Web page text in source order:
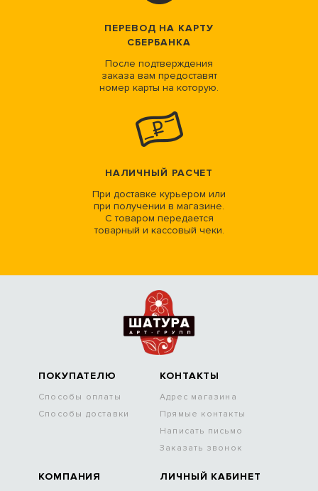
ПЕРЕВОД НА КАРТУ
СБЕРБАНКА
После подтверждения
заказа вам предоставят
номер карты на которую.
НАЛИЧНЫЙ РАСЧЕТ
При доставке курьером или
при получении в магазине.
С товаром передается
товарный и кассовый чеки.
ПОКУПАТЕЛЮ
Способы оплаты
Способы доставки
КОНТАКТЫ
Адрес магазина
Прямые контакты
Написать письмо
Заказать звонок
КОМПАНИЯ ЛИЧНЫЙ КАБИНЕТ